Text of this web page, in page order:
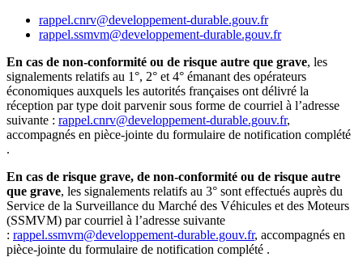
rappel.cnrv@developpement-durable.gouv.fr
rappel.ssmvm@developpement-durable.gouv.fr
En cas de non-conformité ou de risque autre que grave, les
signalements relatifs au 1°, 2° et 4° émanant des opérateurs
économiques auxquels les autorités françaises ont délivré la
réception par type doit parvenir sous forme de courriel à l’adresse
suivante : rappel.cnrv@developpement-durable.gouv.fr,
accompagnés en pièce-jointe du formulaire de notification complété
.
En cas de risque grave, de non-conformité ou de risque autre
que grave, les signalements relatifs au 3° sont effectués auprès du
Service de la Surveillance du Marché des Véhicules et des Moteurs
(SSMVM) par courriel à l’adresse suivante
: rappel.ssmvm@developpement-durable.gouv.fr, accompagnés en
pièce-jointe du formulaire de notification complété .